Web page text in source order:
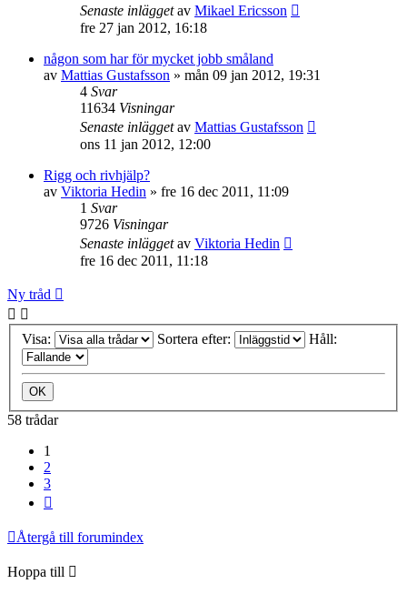
Senaste inläggetav Mikael Ericsson
fre 27 jan 2012, 16:18
någon som har för mycket jobb småland
av Mattias Gustafsson » mån 09 jan 2012, 19:31
4 Svar
11634 Visningar
Senaste inläggetav Mattias Gustafsson
ons 11 jan 2012, 12:00
Rigg och rivhjälp?
av Viktoria Hedin » fre 16 dec 2011, 11:09
1 Svar
9726 Visningar
Senaste inläggetav Viktoria Hedin
fre 16 dec 2011, 11:18
Ny tråd
Visa: Sortera efter: Håll:
58 trådar
1
2
3
Återgå till forumindex
Hoppa till